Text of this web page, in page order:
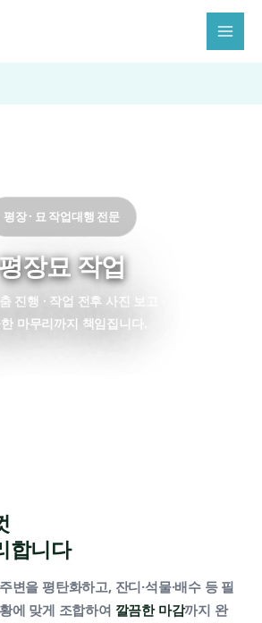
평장 · 묘 작업대행 전문
장묘 작업
진행 · 작업 전후 사진 보고 ·
마무리까지 책임집니다.
합니다
변을 평탄화하고, 잔디·석물·배수 등 필
에 맞게 조합하여 깔끔한 마감까지 완